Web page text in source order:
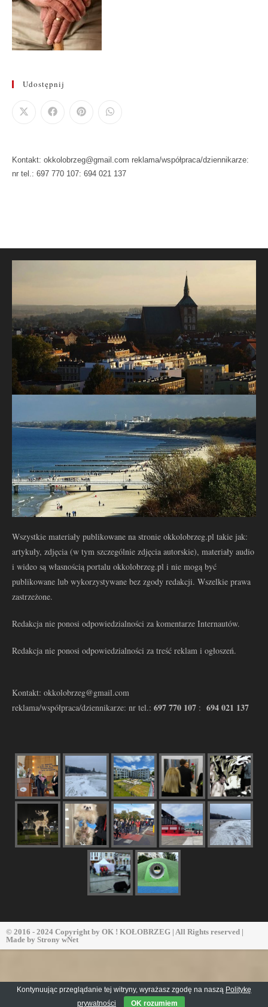
Udostępnij
Kontakt: okkolobrzeg@gmail.com reklama/współpraca/dziennikarze:
nr tel.: 697 770 107: 694 021 137
Wszystkie materiały publikowane na stronie okkolobrzeg.pl takie jak:
artykuły, zdjęcia (w tym szczególnie zdjęcia autorskie), materiały audio
i wideo są własnością portalu okkolobrzeg.pl i nie mogą być
publikowane lub wykorzystywane bez zgody redakcji. Wszelkie prawa
zastrzeżone.
Redakcja nie ponosi odpowiedzialności za komentarze Internautów.
Redakcja nie ponosi odpowiedzialności za treść reklam i ogłoszeń.
Kontakt: okkolobrzeg@gmail.com
reklama/współpraca/dziennikarze: nr tel.: 697 770 107 : 694 021 137
© 2016 - 2024 Copyright by OK ! KOŁOBRZEG | All Rights reserved |
Made by Strony wNet
Kontynuując przeglądanie tej witryny, wyrażasz zgodę na naszą Politykę
prywatności
OK rozumiem